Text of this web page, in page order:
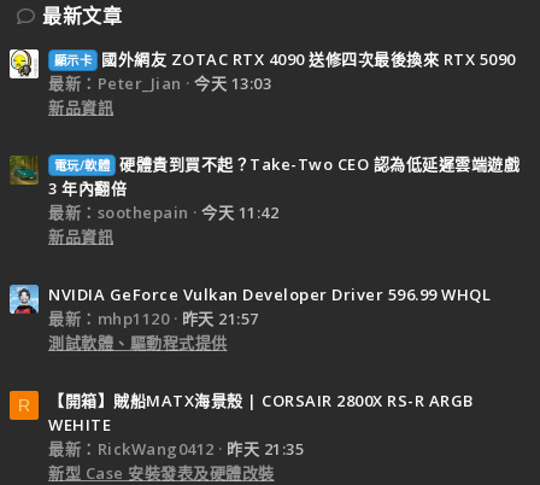
最新文章
顯示卡
國外網友 ZOTAC RTX 4090 送修四次最後換來 RTX 5090
最新：Peter_Jian
今天 13:03
新品資訊
電玩/軟體 硬體貴到買不起？Take-Two CEO 認為低延遲雲端遊戲
3 年內翻倍
最新：soothepain
今天 11:42
新品資訊
NVIDIA GeForce Vulkan Developer Driver 596.99 WHQL
最新：mhp1120
昨天 21:57
測試軟體、驅動程式提供
R
【開箱】賊船MATX海景殼 | CORSAIR 2800X RS-R ARGB
WEHITE
最新：RickWang0412
昨天 21:35
新型 Case 安裝發表及硬體改裝